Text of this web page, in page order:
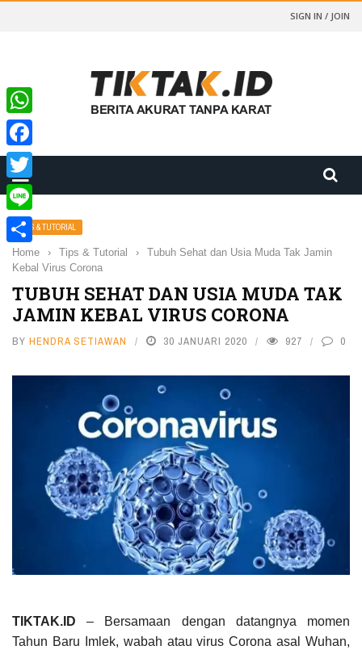
SIGN IN / JOIN
TIPS & TUTORIAL
Home › Tips & Tutorial ›
Tubuh Sehat dan Usia Muda Tak Jamin
Kebal Virus Corona
TUBUH SEHAT DAN USIA MUDA TAK
JAMIN KEBAL VIRUS CORONA
BY HENDRA SETIAWAN 30 JANUARI 2020 927 0
TIKTAK.ID – Bersamaan dengan datangnya momen
Tahun Baru Imlek, wabah atau virus Corona asal Wuhan,
WhatsApp
Facebook
Twitter
Line
Share